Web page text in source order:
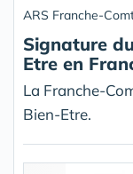
ARS Franche-
Signature
Etre en
La Franche-
Bien-Etre.